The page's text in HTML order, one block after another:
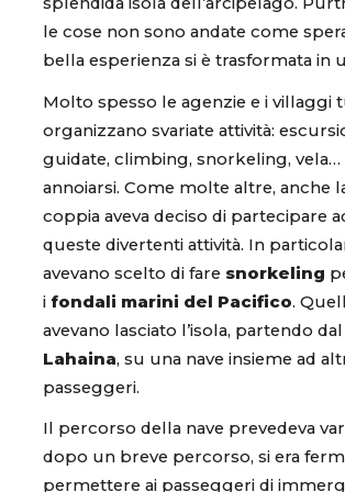
le cose non sono andate come
bella esperienza si è trasformata in
Molto spesso le agenzie e i villaggi
organizzano svariate attività:
guidate, climbing, snorkeling,
annoiarsi. Come molte altre, anche
coppia aveva deciso di partecipare
queste divertenti attività. In
avevano scelto di fare snorkeling
i fondali marini del Pacifico.
avevano lasciato l’isola, partendo
Lahaina, su una nave insieme ad
passeggeri.
Il percorso della nave prevedeva
dopo un breve percorso, si era
permettere ai passeggeri di